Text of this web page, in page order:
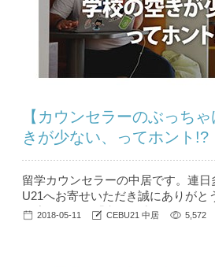
【カウンセラーのぶっち
きが少ない、ってホント!?
留学カウンセラーの中居です。連
U21へお寄せいただき誠にありがと
毎度のように「空きが少なくなっ
2018-05-11 CEBU21 中居 5,572